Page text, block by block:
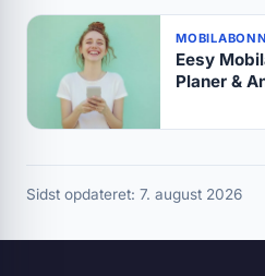
Eesy
Planer &
Sidst opdateret: 7. august 2026